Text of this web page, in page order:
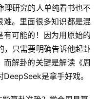
理研究的人单纯看书也不
。里面很多知识都是混
可能的！因为用原始的
，只需要明确告诉他起卦
解卦的关键是解读《周
是拿手好戏。